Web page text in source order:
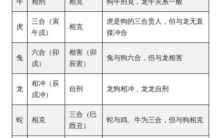
牛 相刑 相克 狗牛刑克，龙牛关系一般
虎
三合（寅
午戌）
相克
虎是狗的三合贵人，但与龙无直
接冲合
兔
六合（卯
戌）
相害（卯
辰害）
兔与狗六合，但与龙相害
龙
相冲（辰
戌冲）
自刑 龙狗相冲，龙龙自刑
蛇 相克
三合（巳
酉丑）
蛇与鸡、牛为三合，但与狗相克